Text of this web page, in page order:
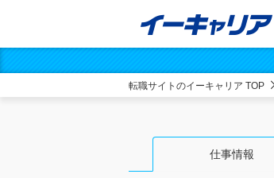
転職サイトのイーキャリア TOP
仕事情報